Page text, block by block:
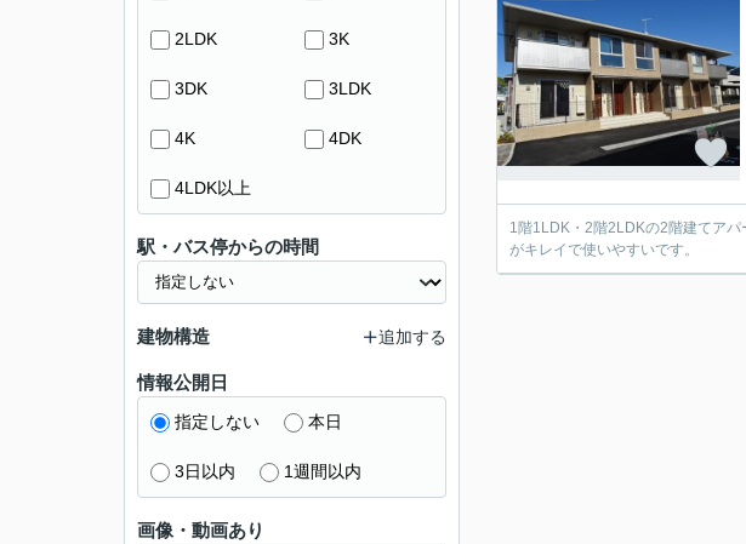
1階1LDK・2階2LDKの2階建てア
がキレイで使いやすいです。
2LDK 3K
3DK 3LDK
4K 4DK
4LDK以上
駅・バス停からの時間
建物構造 追加する
情報公開日
指定しない 本日
3日以内 1週間以内
画像・動画あり